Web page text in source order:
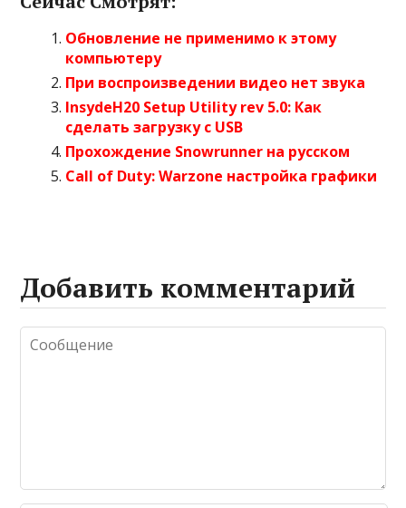
Обновление не применимо к этому
компьютеру
При воспроизведении видео нет звука
InsydeH20 Setup Utility rev 5.0: Как
сделать загрузку с USB
Прохождение Snowrunner на русском
Call of Duty: Warzone настройка графики
Добавить комментарий